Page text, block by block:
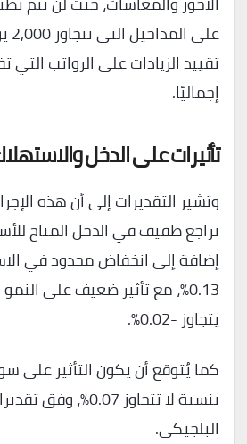
إجماليًا.
تأثيرات على الدخل
وتشير التقديرات إلى أن هذه
إضافة إلى انخفاض محدود في
0.13%، مع تأثير ضعيف على
يتجاوز -0.02%.
كما يُتوقع أن يكون التأثير على
بنسبة لا تتجاوز
البلجيكي.